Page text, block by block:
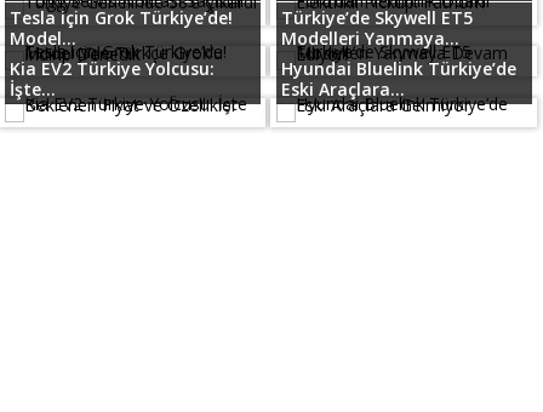
Tesla için Grok Türkiye’de!
Model...
Türkiye’de Skywell ET5
Modelleri Yanmaya...
Kia EV2 Türkiye Yolcusu:
İşte...
Hyundai Bluelink Türkiye’de
Eski Araçlara...